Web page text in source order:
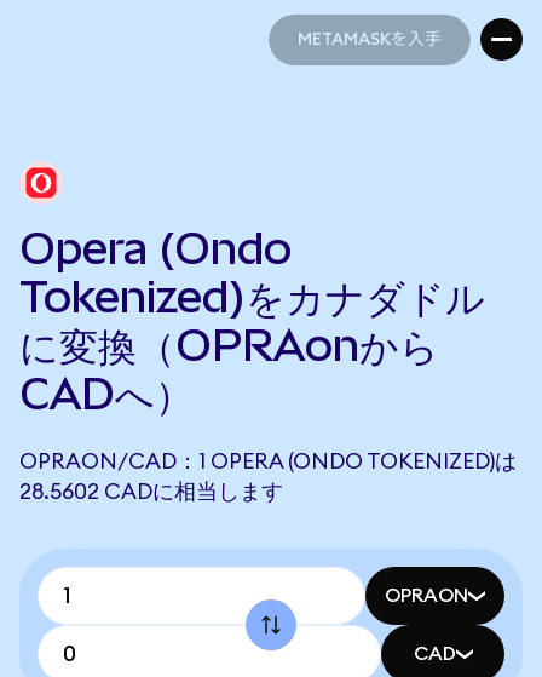
METAMASKを入手
Opera (Ondo
Tokenized)をカナダドル
に変換（OPRAonから
CADへ）
OPRAON/CAD：1 OPERA (ONDO TOKENIZED)は
28.5602 CADに相当します
OPRAON
CAD